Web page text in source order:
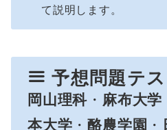
て説明します。
予想問題テス
岡山理科 ・ 麻布大学
本大学 ・酪農学園 ・